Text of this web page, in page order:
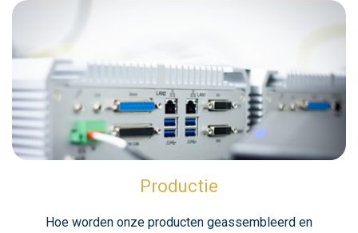
Productie
Hoe worden onze producten geassembleerd en